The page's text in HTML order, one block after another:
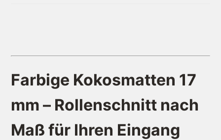
Farbige Kokosmatten 17
mm – Rollenschnitt nach
Maß für Ihren Eingang